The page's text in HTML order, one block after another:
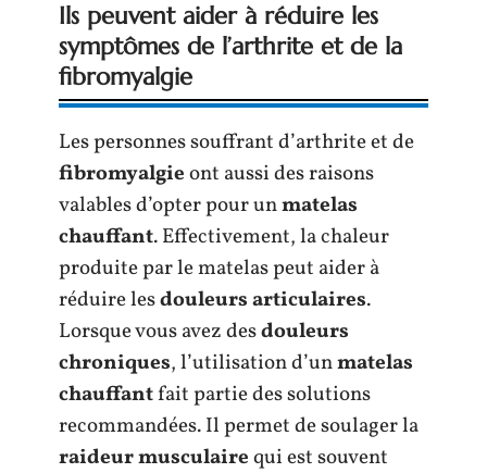
Ils peuvent aider à réduire les
symptômes de l’arthrite et de la
fibromyalgie
Les personnes souffrant d’arthrite et de
fibromyalgieont aussi des raisons
valables d’opter pour unmatelas
chauffant. Effectivement, la chaleur
produite par le matelas peut aider à
réduire lesdouleurs articulaires.
Lorsque vous avez desdouleurs
chroniques, l’utilisation d’unmatelas
chauffantfait partie des solutions
recommandées. Il permet de soulager la
raideur musculairequi est souvent